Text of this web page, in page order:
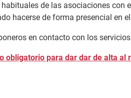
de las asociaciones
hacerse de forma presencial en
en contacto con los
obligatorio para dar dar de alta al